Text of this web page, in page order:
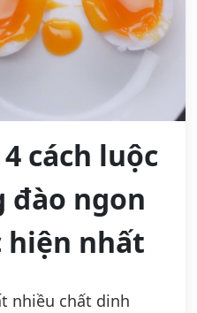
cách luộc
ngon
hiện nhất
nhiều chất dinh